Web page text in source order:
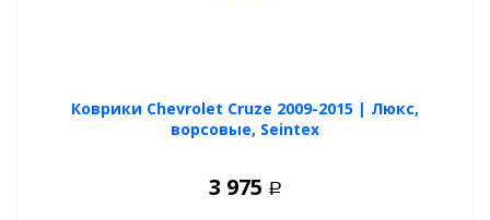
Коврики Chevrolet Cruze 2009-2015 | Люкс,
ворсовые, Seintex
3 975 Р